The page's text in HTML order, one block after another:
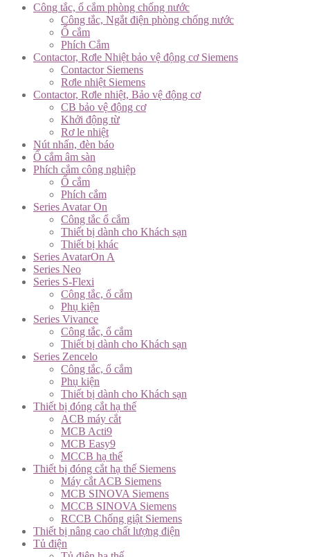
Công tắc, ổ cắm phòng chống nước
Công tắc, Ngắt điện phòng chống nước
Ổ cắm
Phích Cắm
Contactor, Rơle Nhiệt bảo vệ động cơ Siemens
Contactor Siemens
Rơle nhiệt Siemens
Contactor, Rơle nhiệt, Bảo vệ động cơ
CB bảo vệ động cơ
Khởi động từ
Rơ le nhiệt
Nút nhấn, đèn báo
Ổ cắm âm sàn
Phích cắm công nghiệp
Ổ cắm
Phích cắm
Series Avatar On
Công tắc ổ cắm
Thiết bị dành cho Khách sạn
Thiết bị khác
Series AvatarOn A
Series Neo
Series S-Flexi
Công tắc, ổ cắm
Phụ kiện
Series Vivance
Công tắc, ổ cắm
Thiết bị dành cho Khách sạn
Series Zencelo
Công tắc, ổ cắm
Phụ kiện
Thiết bị dành cho Khách sạn
Thiết bị đóng cắt hạ thế
ACB máy cắt
MCB Acti9
MCB Easy9
MCCB hạ thế
Thiết bị đóng cắt hạ thế Siemens
Máy cắt ACB Siemens
MCB SINOVA Siemens
MCCB SINOVA Siemens
RCCB Chống giật Siemens
Thiết bị nâng cao chất lượng điện
Tủ điện